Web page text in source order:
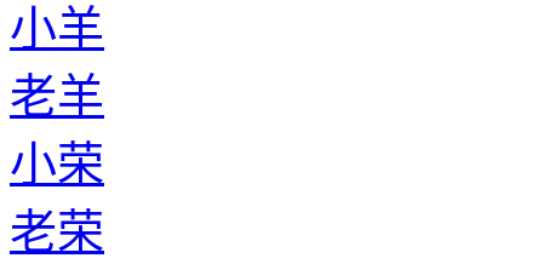
小羊
老羊
小荣
老荣